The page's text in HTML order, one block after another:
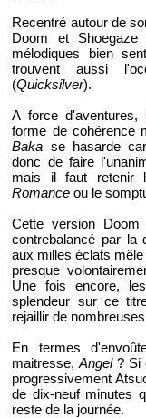
Recentré autour de
Doom et
mélodiques bien
trouvent aussi
(Quicksilver).
A force d'aventures,
forme de cohérence
Baka se hasarde
donc de faire
mais il faut retenir
Romance ou le
Cette version
contrebalancé par la
aux milles éclats
presque
Une fois encore,
splendeur sur ce
rejaillir de
En termes
maitresse,Angel? Si
progressivement
de dix-neuf minutes
reste de la journée.